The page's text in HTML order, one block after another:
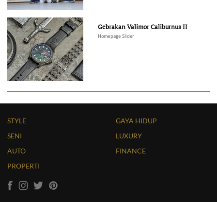
Gebrakan Valimor Caliburnus II
Homepage Slider
STYLE
SENI
AUTO
PROPERTI
GAYA HIDUP
LUXURY
FINANCE